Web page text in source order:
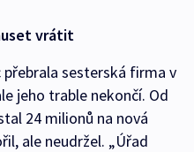
vrátit
sesterská firma v
jeho trable nekončí. Od
24 milionů na nová
ale neudržel. „Úřad